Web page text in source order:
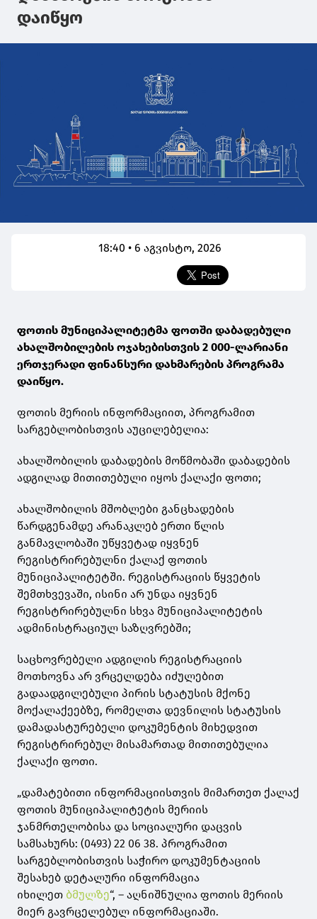
დაიწყო
18:40 • 6 აგვისტო, 2026
ფოთის მუნიციპალიტეტმა ფოთში დაბადებული
ახალშობილების ოჯახებისთვის 2 000-ლარიანი
ერთჯერადი ფინანსური დახმარების პროგრამა
დაიწყო.
ფოთის მერიის ინფორმაციით, პროგრამით
სარგებლობისთვის აუცილებელია:
ახალშობილის დაბადების მოწმობაში დაბადების
ადგილად მითითებული იყოს ქალაქი ფოთი;
ახალშობილის მშობლები განცხადების
წარდგენამდე არანაკლებ ერთი წლის
განმავლობაში უწყვეტად იყვნენ
რეგისტრირებულნი ქალაქ ფოთის
მუნიციპალიტეტში. რეგისტრაციის წყვეტის
შემთხვევაში, ისინი არ უნდა იყვნენ
რეგისტრირებულნი სხვა მუნიციპალიტეტის
ადმინისტრაციულ საზღვრებში;
საცხოვრებელი ადგილის რეგისტრაციის
მოთხოვნა არ ვრცელდება იძულებით
გადაადგილებული პირის სტატუსის მქონე
მოქალაქეებზე, რომელთა დევნილის სტატუსის
დამადასტურებელი დოკუმენტის მიხედვით
რეგისტრირებულ მისამართად მითითებულია
ქალაქი ფოთი.
„დამატებითი ინფორმაციისთვის მიმართეთ ქალაქ
ფოთის მუნიციპალიტეტის მერიის
ჯანმრთელობისა და სოციალური დაცვის
სამსახურს: (0493) 22 06 38. პროგრამით
სარგებლობისთვის საჭირო დოკუმენტაციის
შესახებ დეტალური ინფორმაცია
იხილეთ ბმულზე“, – აღნიშნულია ფოთის მერიის
მიერ გავრცელებულ ინფორმაციაში.